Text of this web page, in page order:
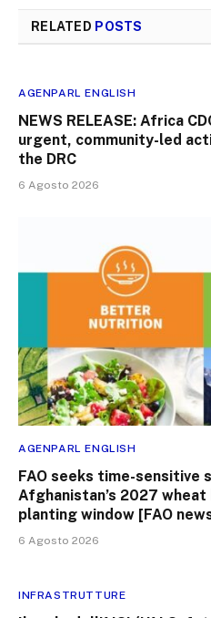
RELATED POSTS
AGENPARL ENGLISH
NEWS RELEASE: Africa
urgent, community-led
the DRC
6 Agosto 2026
AGENPARL ENGLISH
FAO seeks time-
Afghanistan’s 2027
planting window [FAO
6 Agosto 2026
INFRASTRUTTURE